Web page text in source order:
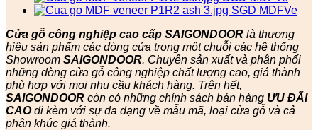
Cửa gỗ công nghiệp cao cấp SAIGONDOOR là thương
hiệu sản phẩm các dòng cửa trong một chuỗi các hệ thống
Showroom SAIGONDOOR. Chuyên sản xuất và phân phối
những dòng cửa gỗ công nghiệp chất lượng cao, giá thành
phù hợp với mọi nhu cầu khách hàng. Trên hết,
SAIGONDOOR còn có những chính sách bán hàng ƯU ĐÃI
CAOđi kèm với sự đa dạng về mẫu mã, loại cửa gỗ và cả
phân khúc giá thành.